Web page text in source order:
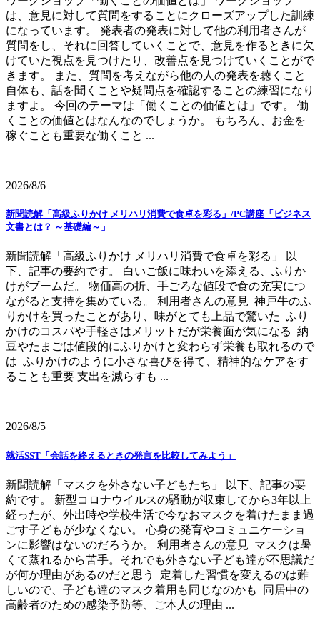
は、意見に対して質問をすることにクローズアップした訓練
になっています。 発表者の発表に対して他の利用者さんが
質問をし、それに回答していくことで、意見を作るときに欠
けていた視点を見つけたり、改善点を見つけていくことがで
きます。 また、質問を考えながら他の人の発表を聴くこと
自体も、話を聞くことや疑問点を確認することの練習になり
ますよ。 今回のテーマは「働くことの価値とは」です。 働
くことの価値とはなんなのでしょうか。 もちろん、お金を
稼ぐことも重要な働くこと ...
2026/8/6
新聞読解「高級ふりかけ メリハリ消費で食卓を彩る」/PC講座「ビジネス
文書とは？ ～基礎編～」
新聞読解「高級ふりかけ メリハリ消費で食卓を彩る」 以
下、記事の要約です。 白いご飯に味わいを添える、ふりか
けがブームだ。 物価高の折、手ごろな値段で食の充実につ
ながると支持を集めている。 利用者さんの意見 神戸牛のふ
りかけを買ったことがあり、味がとても上品で驚いた ふり
かけのコスパや手軽さはメリットだが栄養面が気になる 納
豆やたまごは値段的にふりかけと変わらず栄養も取れるので
は ふりかけのように小さな喜びを得て、精神的なケアをす
ることも重要 支出を減らすも ...
2026/8/5
就活SST「会話を終えるときの発言を比較してみよう」
新聞読解「マスクを外さない子どもたち」 以下、記事の要
約です。 新型コロナウイルスの騒動が収束してから3年以上
経ったが、外出時や学校生活で今なおマスクを着けたまま過
ごす子どもが少なくない。 心身の発育やコミュニケーショ
ンに影響はないのだろうか。 利用者さんの意見 マスクは暑
くて蒸れるから苦手。それでも外さない子ども達が不思議だ
が何か理由があるのだと思う 定着した習慣を変えるのは難
しいので、子ども達のマスク着用も同じなのかも 同居中の
高齢者のための感染予防等、ご本人の理由 ...